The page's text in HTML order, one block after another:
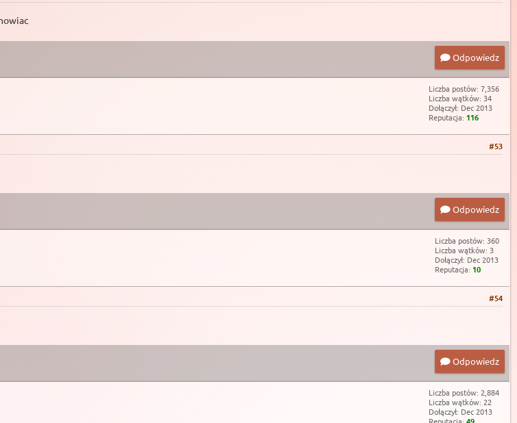
Odpowiedz
Liczba postów: 7,356
Liczba wątków: 34
Dołączył: Dec 2013
Reputacja: 116
#53
Odpowiedz
Liczba postów: 360
Liczba wątków: 3
Dołączył: Dec 2013
Reputacja: 10
#54
Odpowiedz
Liczba postów: 2,884
Liczba wątków: 22
Dołączył: Dec 2013
Reputacja: 49